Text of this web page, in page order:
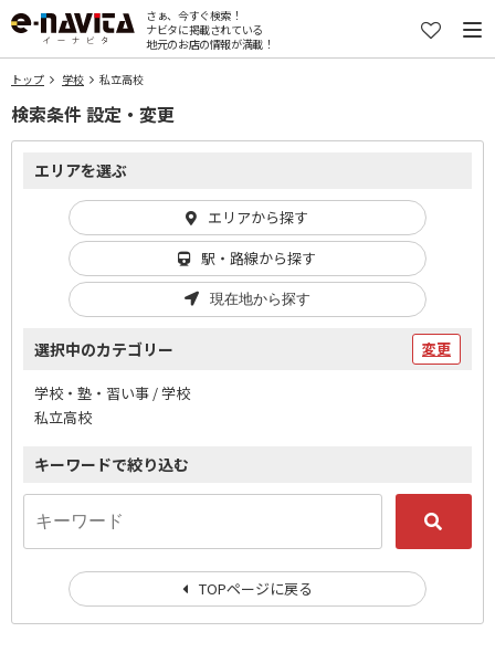
さぁ、今すぐ検索！
ナビタに掲載されている
地元のお店の情報が満載！
トップ 学校 私立高校
検索条件 設定・変更
エリアを選ぶ
エリアから探す
駅・路線から探す
現在地から探す
選択中のカテゴリー 変更
学校・塾・習い事 / 学校
私立高校
キーワードで絞り込む
TOPページに戻る